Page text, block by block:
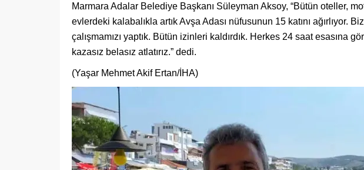
Marmara Adalar Belediye Başkanı Süleyman Aksoy, “Bütün oteller,
evlerdeki kalabalıkla artık Avşa Adası nüfusunun 15 katını ağırlıyor.
çalışmamızı yaptık. Bütün izinleri kaldırdık. Herkes 24 saat esasına
kazasız belasız atlatırız.” dedi.
(Yaşar Mehmet Akif Ertan/İHA)